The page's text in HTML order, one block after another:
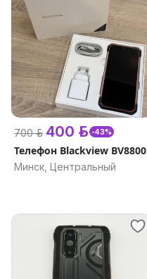
700 р. 400 р. -43%
Телефон Blackview BV8800
Минск, Центральный